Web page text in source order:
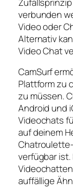
verbunden
Video oder
Alternativ
Video Chat
CamSurf
Plattform zu
zu müssen.
Android und
Videochats
auf deinem
verfügbar ist.
auffällige